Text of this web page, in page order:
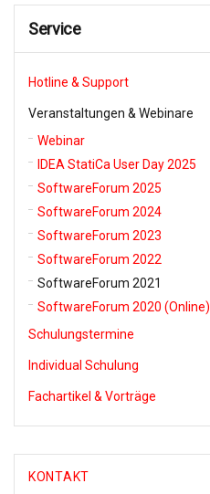
Service
Hotline & Support
Veranstaltungen & Webinare
Webinar
IDEA StatiCa User Day 2025
SoftwareForum 2025
SoftwareForum 2024
SoftwareForum 2023
SoftwareForum 2022
SoftwareForum 2021
SoftwareForum 2020 (Online)
Schulungstermine
Individual Schulung
Fachartikel & Vorträge
KONTAKT